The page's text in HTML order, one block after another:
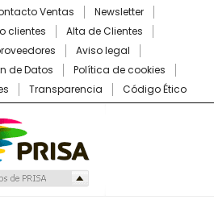
Ventas
Newsletter
clientes
Alta de Clientes
Aviso legal
de Datos
Política de cookies
Transparencia Código Ético